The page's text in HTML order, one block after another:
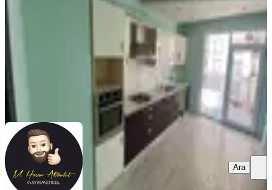
160 m² · 6. Kat· 03.08.2026
HASAN AKBULUT GAYRİMENKULMehmet Sinan Özhan
Ara